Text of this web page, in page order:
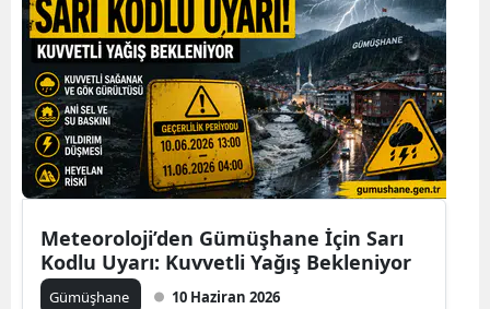
Kırıkkale
Batman
Şırnak
Bartın
Ardahan
Iğdır
Yalova
Meteoroloji’den Gümüşhane İçin Sarı
Kodlu Uyarı: Kuvvetli Yağış Bekleniyor
Gümüşhane 10 Haziran 2026